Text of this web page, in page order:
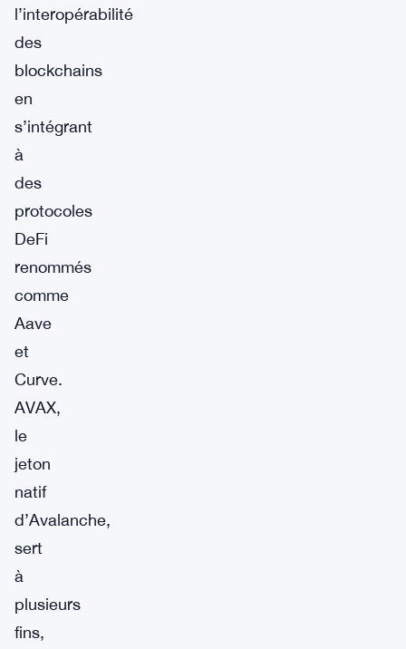
l’interopérabilité
des
blockchains
en
s’intégrant
à
des
protocoles
DeFi
renommés
comme
Aave
et
Curve.
AVAX,
le
jeton
natif
d’Avalanche,
sert
à
plusieurs
fins,